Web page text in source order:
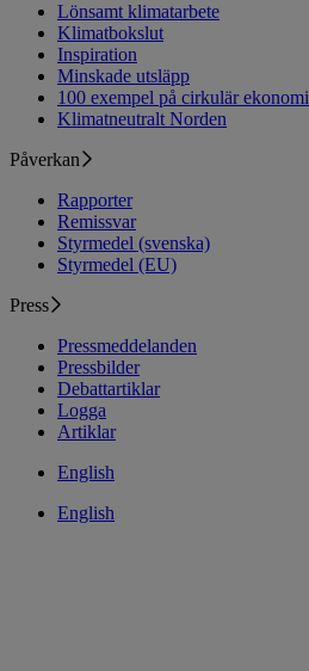
Lönsamt klimatarbete
Klimatbokslut
Inspiration
Minskade utsläpp
100 exempel på cirkulär ekonomi
Klimatneutralt Norden
Påverkan
Rapporter
Remissvar
Styrmedel (svenska)
Styrmedel (EU)
Press
Pressmeddelanden
Pressbilder
Debattartiklar
Logga
Artiklar
English
English